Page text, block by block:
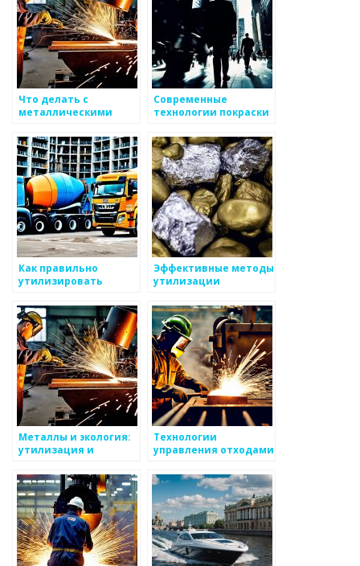
Что делать с
металлическими
методы
Современные
технологии покраски
Как правильно
утилизировать
Эффективные методы
утилизации
металлических
материалов
Металлы и экология:
утилизация и
Технологии
управления отходами